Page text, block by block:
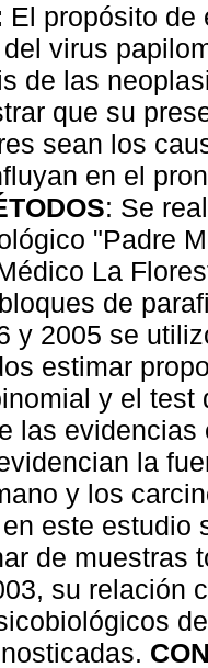
El propósito de
virus
de las
que su
sean los
en el
: Se
"Padre
La
de
y 2005 se
estimar
y el
las
la
y los
este estudio
de muestras
su relación